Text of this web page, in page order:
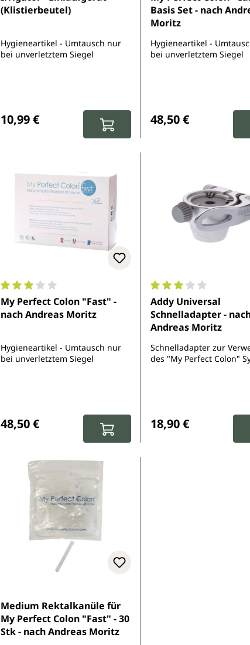
(Klistierbeutel)
Hygieneartikel - Umtausch nur
bei unverletztem Siegel
10,99 €
Basis Set - nach
Moritz
Hygieneartikel -
bei unverletztem Siegel
48,50 €
Durchschnittliche Bewertung von 3 von 5 Sternen
My Perfect Colon "Fast" -
nach Andreas Moritz
Hygieneartikel - Umtausch nur
bei unverletztem Siegel
48,50 €
Durchschnittliche
Addy Universal
Schnelladapter -
Andreas Moritz
Schnelladapter zur
des "My Perfect Colon"
18,90 €
Medium Rektalkanüle für
My Perfect Colon "Fast" - 30
Stk - nach Andreas Moritz